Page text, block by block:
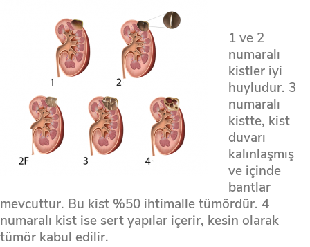
1 ve 2
numaralı
kistler iyi
huyludur. 3
numaralı
kistte, kist
duvarı
kalınlaşmış
ve içinde
bantlar
mevcuttur. Bu kist %50 ihtimalle tümördür. 4
numaralı kist ise sert yapılar içerir, kesin olarak
tümör kabul edilir.